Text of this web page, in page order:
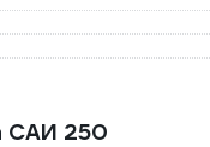
САИ 250